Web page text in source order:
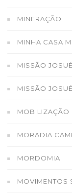
MINERAÇÃO
MINHA CASA
MISSÃO
MISSÃO
MOBILIZAÇÃO
MORADIA
MORDOMIA
MOVIMENTOS